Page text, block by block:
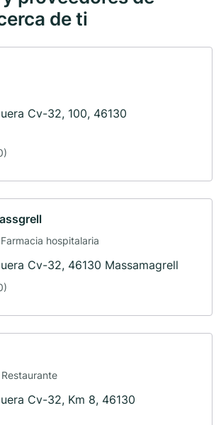
de ti
Cv-32, 100, 46130
hospitalaria
Cv-32, 46130 Massamagrell
Cv-32, Km 8, 46130